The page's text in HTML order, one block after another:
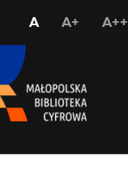
AUSTAW
A+ USTAW
A++